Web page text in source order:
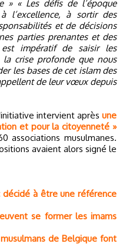
» « Les défis de l’époque
l’excellence, à sortir des
et de décisions
parties prenantes et des
impératif de saisir les
crise profonde que nous
les bases de cet islam des
de leur vœux depuis
intervient après une
et pour la citoyenneté »
associations musulmanes.
avaient alors signé le
décidé à être une référence
se former les imams
de Belgique font